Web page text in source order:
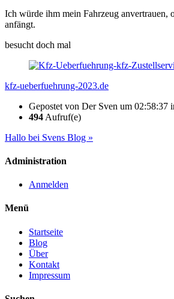
Ich würde ihm mein Fahrzeug anvertrauen,
anfängt.
besucht doch mal
kfz-ueberfuehrung-2023.de
Gepostet von Der Sven um 02:58:37
494 Aufruf(e)
Hallo bei Svens Blog »
Administration
Anmelden
Menü
Startseite
Blog
Über
Kontakt
Impressum